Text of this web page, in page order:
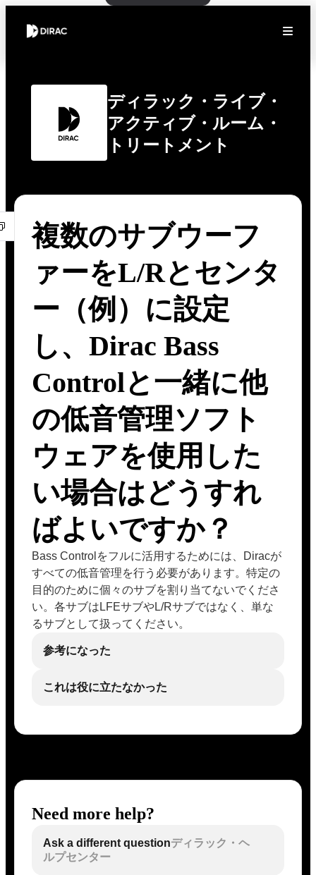
ディラック・ライブ・
アクティブ・ルーム・
トリートメント
複数のサブウーフ
ァーをL/Rとセンタ
ー（例）に設定
し、Dirac Bass
Controlと一緒に他
の低音管理ソフト
ウェアを使用した
い場合はどうすれ
ばよいですか？
Bass Controlをフルに活用するためには、Diracが
すべての低音管理を行う必要があります。特定の
目的のために個々のサブを割り当てないでくださ
い。各サブはLFEサブやL/Rサブではなく、単な
るサブとして扱ってください。
参考になった
これは役に立たなかった
Need more help?
Ask a different questionディラック・ヘ
ルプセンター